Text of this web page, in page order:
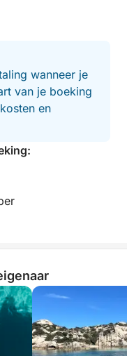
wanneer je
van je boeking
en